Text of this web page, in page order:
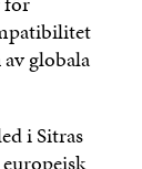
globala
i Sitras